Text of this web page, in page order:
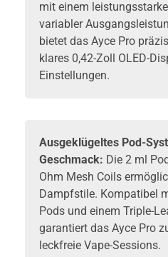
mit einem
variabler
bietet das Ayce Pro
klares 0,42-Zoll OLED-
Einstellungen.
Ausgeklügeltes Pod-
Geschmack: Die 2 ml
Ohm Mesh Coils
Dampfstile. Kompatibel
Pods und einem Triple-
garantiert das Ayce Pro
leckfreie Vape-Sessions.